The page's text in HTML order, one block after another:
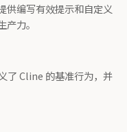
供编写有效提示和自定义
力。
了 Cline 的基准行为，并